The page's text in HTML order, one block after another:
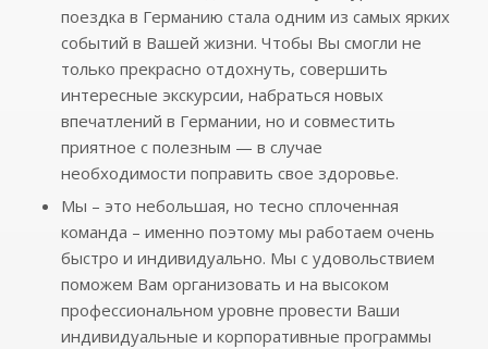
поездка в Германию стала одним из самых ярких
событий в Вашей жизни. Чтобы Вы смогли не
только прекрасно отдохнуть, совершить
интересные экскурсии, набраться новых
впечатлений в Германии, но и совместить
приятное с полезным — в случае
необходимости поправить свое здоровье.
Мы – это небольшая, но тесно сплоченная
команда – именно поэтому мы работаем очень
быстро и индивидуально. Мы с удовольствием
поможем Вам организовать и на высоком
профессиональном уровне провести Ваши
индивидуальные и корпоративные программы